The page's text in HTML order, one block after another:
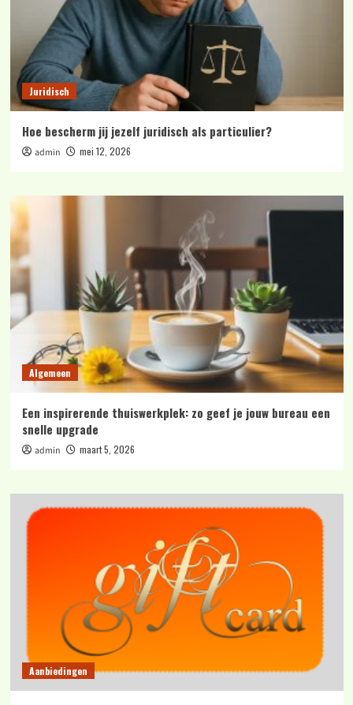
Juridisch
Hoe bescherm jij jezelf juridisch als particulier?
admin mei 12, 2026
Algemeen
Een inspirerende thuiswerkplek: zo geef je jouw bureau een
snelle upgrade
admin maart 5, 2026
Aanbiedingen